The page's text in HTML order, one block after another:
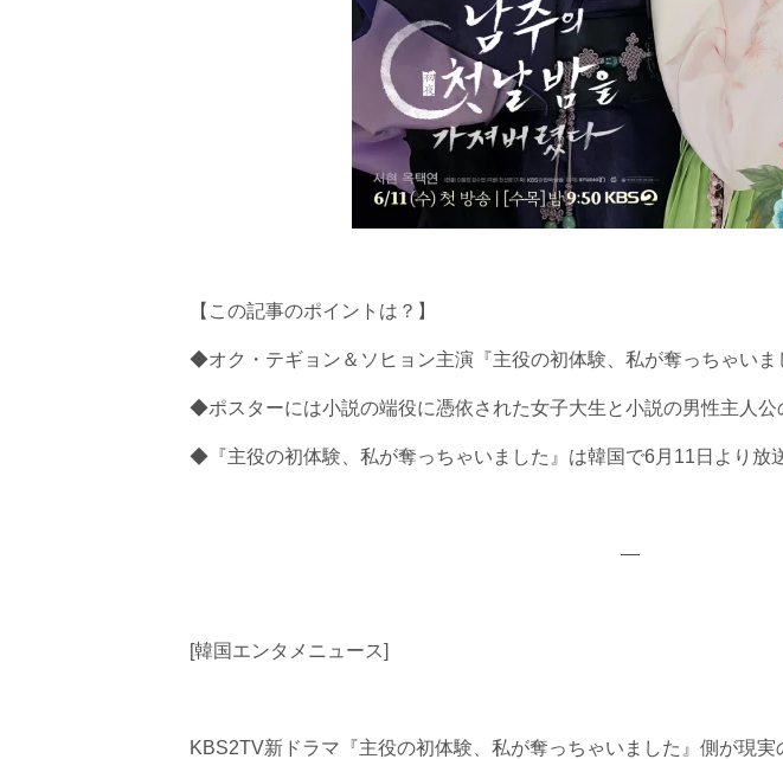
【この記事のポイントは？】
◆オク・テギョン＆ソヒョン主演『主役の初体験、私が奪っちゃいま
◆ポスターには小説の端役に憑依された女子大生と小説の男性主人公
◆『主役の初体験、私が奪っちゃいました』は韓国で6月11日より放
—
[韓国エンタメニュース]
KBS2TV新ドラマ『主役の初体験、私が奪っちゃいました』側が現